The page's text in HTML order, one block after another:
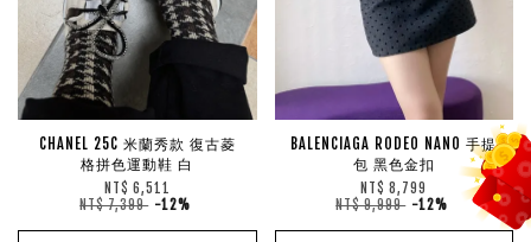
CHANEL 25C 米蘭秀款 復古菱
格拼色運動鞋 白
NT$ 6,511
NT$ 7,399 -12%
BALENCIAGA RODEO NANO 手提
包 黑色金扣
NT$ 8,799
NT$ 9,999 -12%